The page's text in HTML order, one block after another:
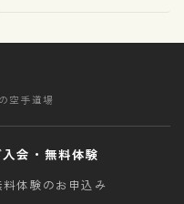
空手道場
入会・無料体験
料体験のお申込み